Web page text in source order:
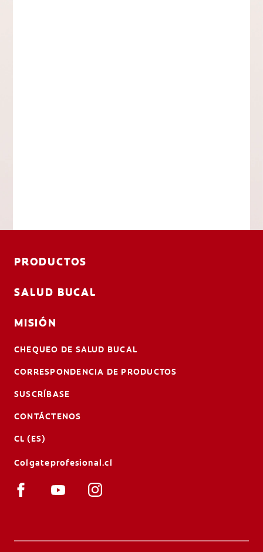
PRODUCTOS
SALUD BUCAL
MISIÓN
CHEQUEO DE SALUD BUCAL
CORRESPONDENCIA DE PRODUCTOS
SUSCRÍBASE
CONTÁCTENOS
CL (ES)
Colgateprofesional.cl